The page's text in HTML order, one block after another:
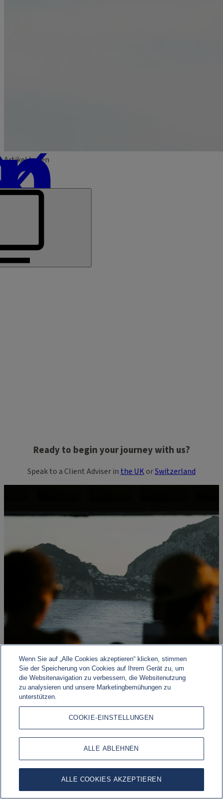
Artikel teilen
Ready to begin your journey with us?
Speak to a Client Adviser in the UKorSwitzerland
Geopolitisches Risiko, wirtschaftliche Widerstandsfähigkeit
Die Märkte werden weiterhin von einer Vielzahl
makroökonomischer, geopolitischer und geldpolitischer
Entwicklungen geprägt.
Wenn Sie auf „Alle Cookies akzeptieren“ klicken, stimmen
Sie der Speicherung von Cookies auf Ihrem Gerät zu, um
die Websitenavigation zu verbessern, die Websitenutzung
zu analysieren und unsere Marketingbemühungen zu
unterstützen.
COOKIE-EINSTELLUNGEN
ALLE ABLEHNEN
ALLE COOKIES AKZEPTIEREN